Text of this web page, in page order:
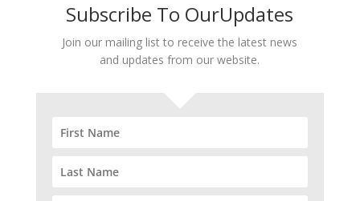
Subscribe To OurUpdates
Join our mailing list to receive the latest news
and updates from our website.